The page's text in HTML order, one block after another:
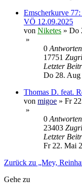
Emscherkurve
VÖ 12.09.2025
von Niketes » Do
»
0 Antworten
17751
Letzter
Do 28. Aug
Thomas D. feat.
von migoe » Fr
»
0 Antworten
23403
Letzter
Fr 22. Mai
Zurück zu „Mey,
Gehe zu